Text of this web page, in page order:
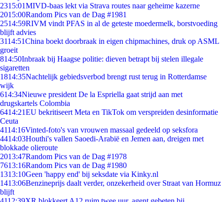
2315:01MIVD-baas lekt via Strava routes naar geheime kazerne
2015:00Random Pics van de Dag #1981
2514:59RIVM vindt PFAS in al de geteste moedermelk, borstvoeding
blijft advies
3114:51China boekt doorbraak in eigen chipmachines, druk op ASML
groeit
814:50Inbraak bij Haagse politie: dieven betrapt bij stelen illegale
sigaretten
1814:35Nachtelijk gebiedsverbod brengt rust terug in Rotterdamse
wijk
614:34Nieuwe president De la Espriella gaat strijd aan met
drugskartels Colombia
6414:21EU bekritiseert Meta en TikTok om verspreiden desinformatie
Ceuta
4114:16Vinted-foto's van vrouwen massaal gedeeld op seksfora
4414:03Houthi's vallen Saoedi-Arabië en Jemen aan, dreigen met
blokkade olieroute
2013:47Random Pics van de Dag #1978
7613:16Random Pics van de Dag #1980
1313:10Geen 'happy end' bij seksdate via Kinky.nl
1413:06Benzineprijs daalt verder, onzekerheid over Straat van Hormuz
blijft